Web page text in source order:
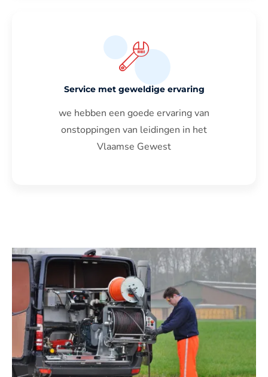
Service met geweldige ervaring
we hebben een goede ervaring van
onstoppingen van leidingen in het
Vlaamse Gewest